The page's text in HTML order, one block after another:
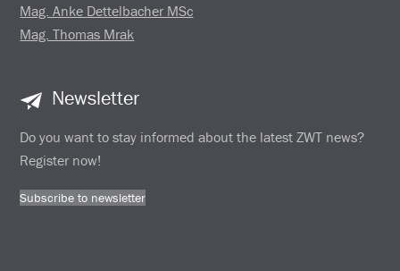
Mag. Anke Dettelbacher MSc
Mag. Thomas Mrak
Newsletter
Do you want to stay informed about the latest ZWT news?
Register now!
Subscribe to newsletter